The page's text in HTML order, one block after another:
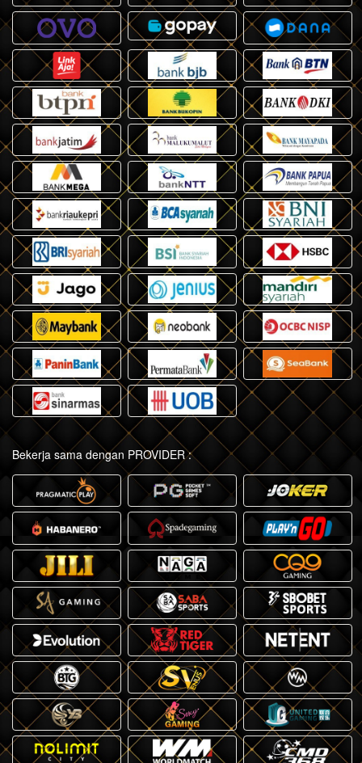
Bekerja sama dengan PROVIDER :